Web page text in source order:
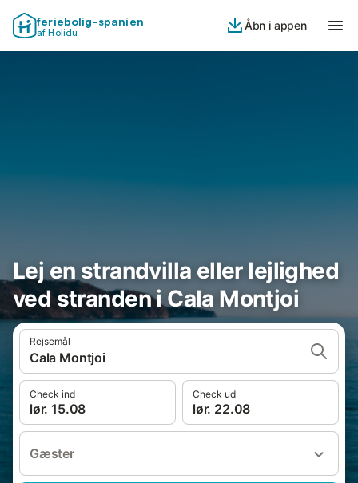
feriebolig-spanien
af Holidu
Åbn i appen
Lej en strandvilla eller lejlighed
ved stranden i Cala Montjoi
Rejsemål
Cala Montjoi
Check ind
lør. 15.08
Check ud
lør. 22.08
Gæster